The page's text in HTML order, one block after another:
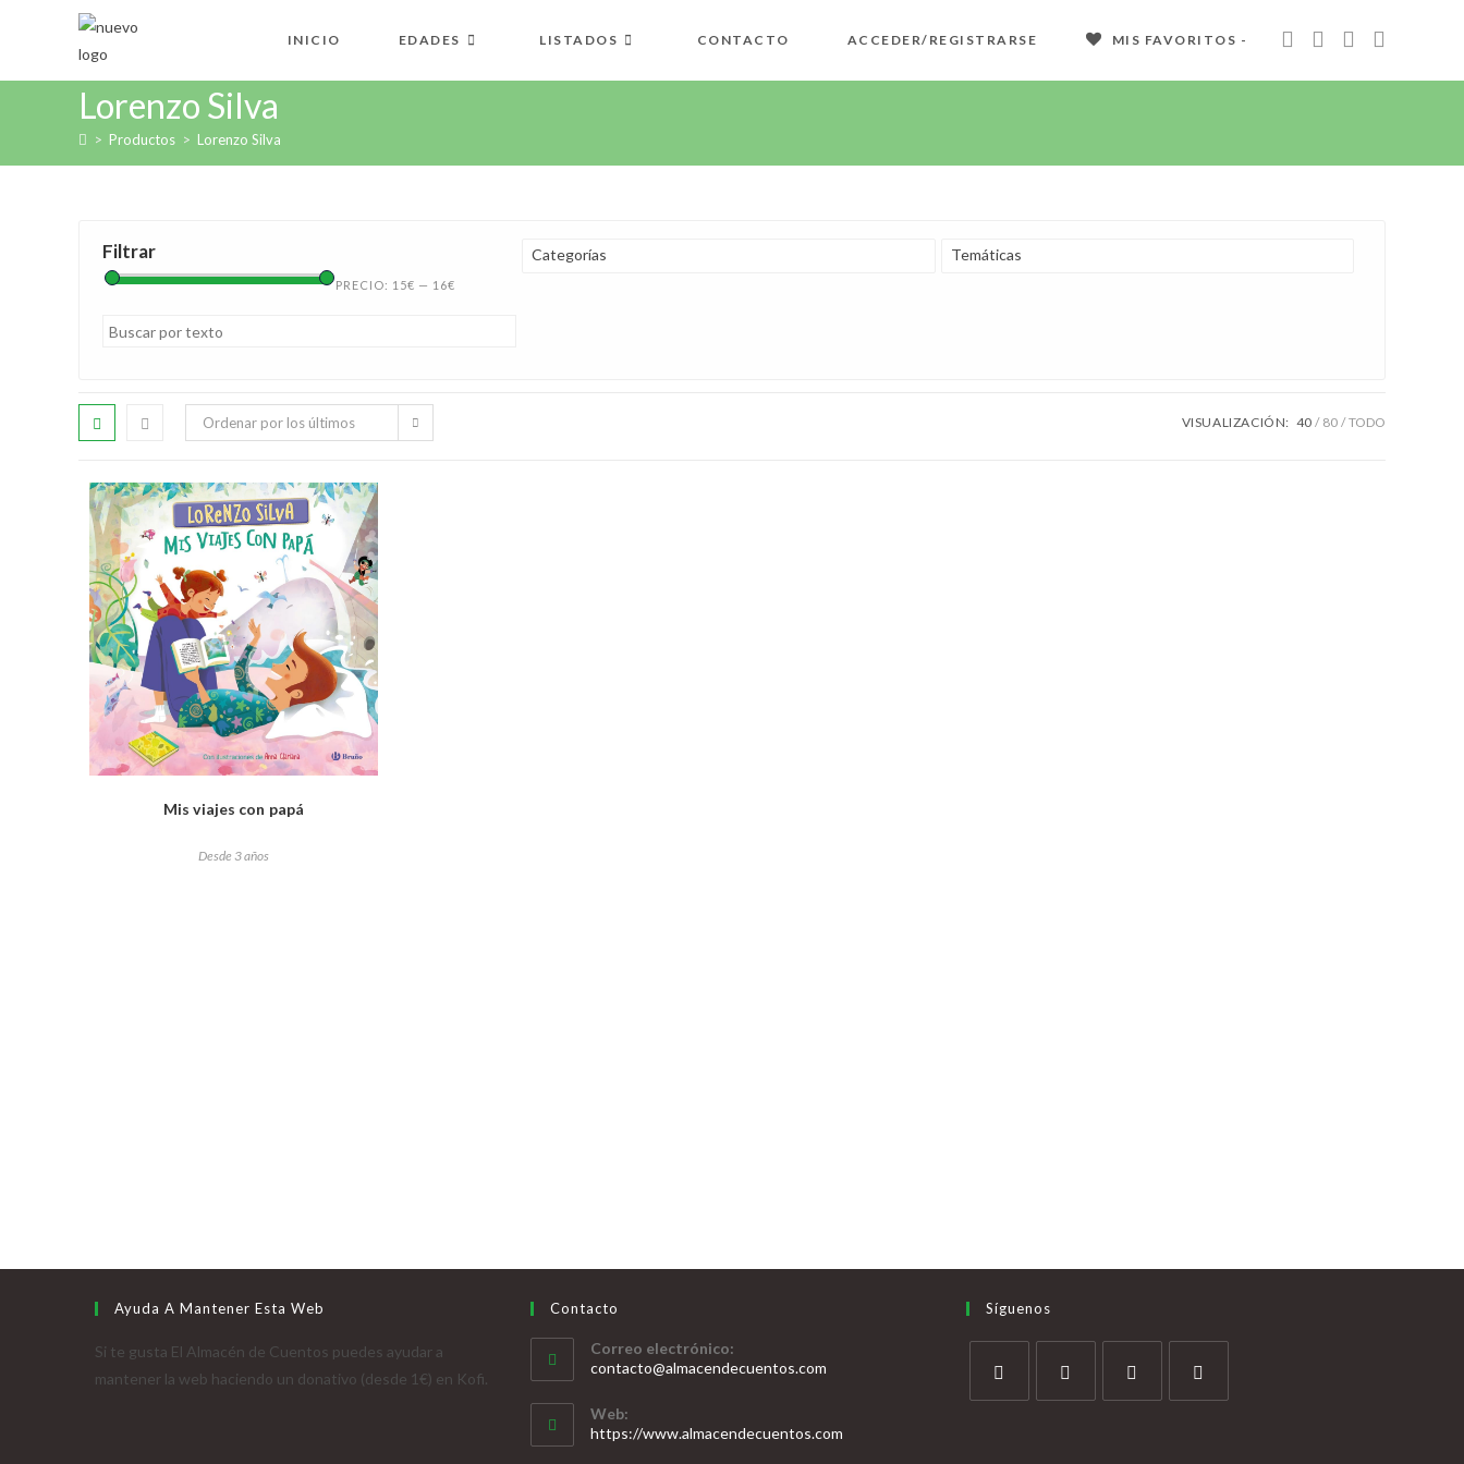
INICIO EDADES LISTADOS CONTACTO ACCEDER/REGISTRARSE MIS FAVORITOS -
Lorenzo Silva
> Productos > Lorenzo Silva
Filtrar
PRECIO: 15€ — 16€
Categorías Temáticas
Ordenar por los últimos VISUALIZACIÓN: 40 80 TODO
Mis viajes con papá
Desde 3 años
Ayuda A Mantener Esta Web
Si te gusta El Almacén de Cuentos puedes ayudar a
mantener la web haciendo un donativo (desde 1€) en Kofi.
Contacto
Correo electrónico:
contacto@almacendecuentos.com
Web:
https://www.almacendecuentos.com
Síguenos